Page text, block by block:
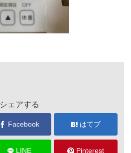
シェアする
Facebook はてブ
LINE Pinterest